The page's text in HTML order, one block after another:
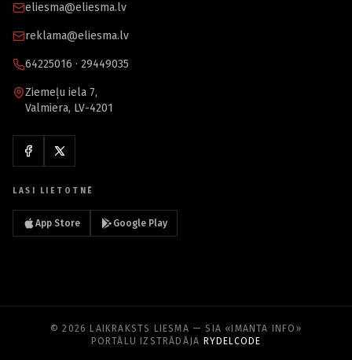
eliesma@eliesma.lv
reklama@eliesma.lv
64225016 · 29449035
Ziemeļu iela 7,
Valmiera, LV-4201
LASI LIETOTNĒ
App Store Google Play
© 2026 LAIKRAKSTS LIESMA — SIA «IMANTA INFO»
PORTĀLU IZSTRĀDĀJA RYDELCODE